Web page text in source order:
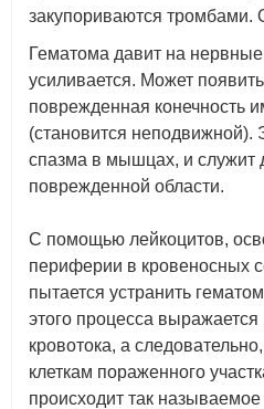
закупориваются тромбами.
Гематома давит на
усиливается. Может
поврежденная конечность
(становится неподвижной).
спазма в мышцах, и служит
поврежденной области.
С помощью лейкоцитов,
периферии в кровеносных
пытается устранить
этого процесса
кровотока, а
клеткам пораженного
происходит так